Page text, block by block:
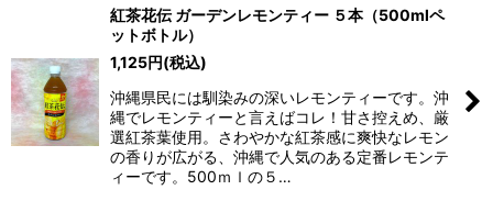
紅茶花伝 ガーデンレモンティー ５本（500mlペ
ットボトル）
1,125円(税込)
沖縄県民には馴染みの深いレモンティーです。沖
縄でレモンティーと言えばコレ！甘さ控えめ、厳
選紅茶葉使用。さわやかな紅茶感に爽快なレモン
の香りが広がる、沖縄で人気のある定番レモンテ
ィーです。500ｍｌの５…